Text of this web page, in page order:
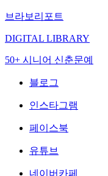
브라보리포트
DIGITAL LIBRARY
50+ 시니어 신춘문예
블로그
인스타그램
페이스북
유튜브
네이버카페